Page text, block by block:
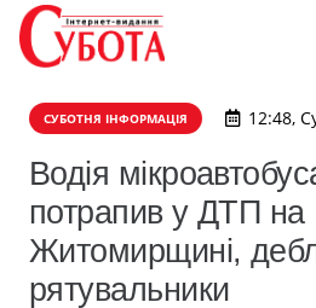
СУБОТНЯ ІНФОРМАЦІЯ 12:48,
Водія
потрапив у ДТП на
Житомирщині,
рятувальники